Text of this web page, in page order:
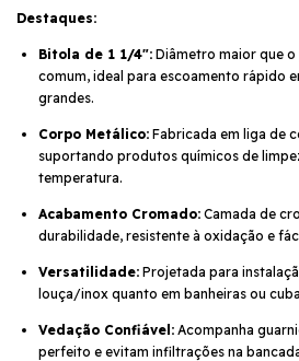
Destaques:
Bitola de 1 1/4": Diâmetro maior que
comum, ideal para escoamento rápido
grandes.
Corpo Metálico: Fabricada em liga de
suportando produtos químicos de
temperatura.
Acabamento Cromado: Camada de
durabilidade, resistente à oxidação e
Versatilidade: Projetada para
louça/inox quanto em banheiras ou
Vedação Confiável: Acompanha
perfeito e evitam infiltrações na